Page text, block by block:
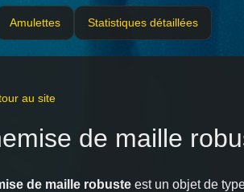
Amulettes Statistiques détaillées
au site
de maille
de maille robuste est un objet de